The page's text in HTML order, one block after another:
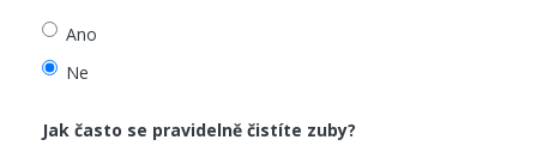
Ano
Ne
Jak často se pravidelně čistíte zuby?